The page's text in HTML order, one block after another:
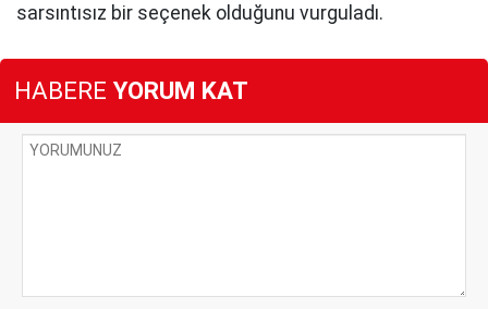
sarsıntısız bir seçenek olduğunu vurguladı.
HABERE YORUM KAT